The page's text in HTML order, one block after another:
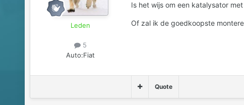
Leden
5
Auto:Fiat
Is het wijs om een katalysator
Of zal ik de goedkoopste
Quote